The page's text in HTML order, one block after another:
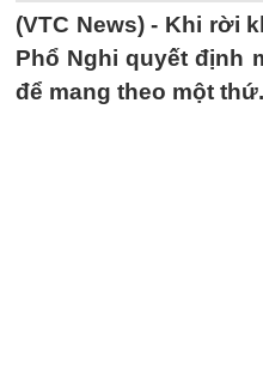
(VTC News) - Khi rời
Phổ Nghi quyết định
để mang theo một thứ.